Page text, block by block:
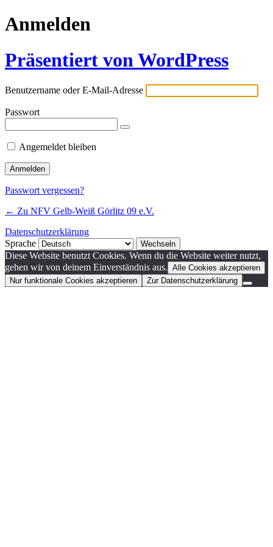
Anmelden
Präsentiert von WordPress
Benutzername oder E-Mail-Adresse
Passwort
Angemeldet bleiben
Passwort vergessen?
← Zu NFV Gelb-Weiß Görlitz 09 e.V.
Datenschutzerklärung
Sprache
Diese Website benutzt Cookies. Wenn du die Website weiter nutzt,
gehen wir von deinem Einverständnis aus. Alle Cookies akzeptieren
Nur funktionale Cookies akzeptieren
Zur Datenschutzerklärung